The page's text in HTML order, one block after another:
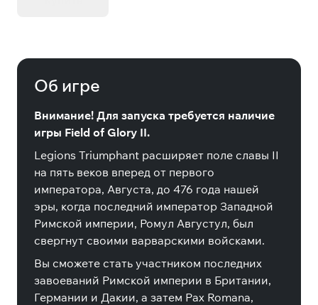
Об игре
Внимание! Для запуска требуется наличие
игры Field of Glory II.
Legions Triumphant расширяет поле славы II
на пять веков вперед от первого
императора, Августа, до 476 года нашей
эры, когда последний император Западной
Римской империи, Ромул Августул, был
свергнут своими варварскими войсками.
Вы сможете стать участником последних
завоеваний Римской империи в Британии,
Германии и Дакии, а затем Pax Romana,